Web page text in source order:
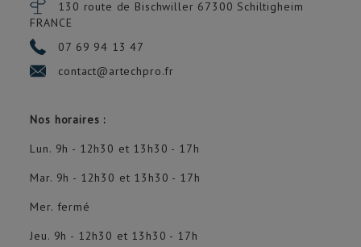
130 route de Bischwiller 67300 Schiltigheim
FRANCE
07 69 94 13 47
contact@artechpro.fr
Nos horaires :
Lun. 9h - 12h30 et 13h30 - 17h
Mar. 9h - 12h30 et 13h30 - 17h
Mer. fermé
Jeu. 9h - 12h30 et 13h30 - 17h